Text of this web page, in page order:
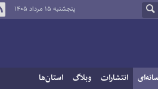
پنجشنبه ۱۵ مرداد ۱۴۰۵
انتشارات وبلاگ استان‌ها